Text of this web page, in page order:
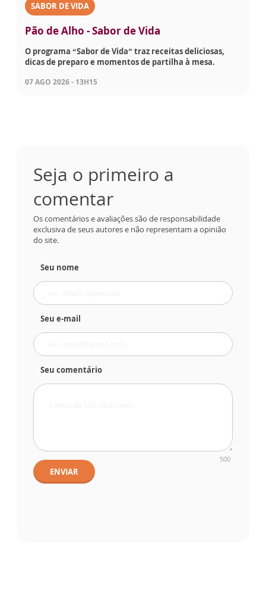
SABOR DE VIDA
Pão de Alho - Sabor de Vida
O programa “Sabor de Vida” traz receitas deliciosas,
dicas de preparo e momentos de partilha à mesa.
07 AGO 2026 - 13H15
Seja o primeiro a
comentar
Os comentários e avaliações são de responsabilidade
exclusiva de seus autores e não representam a opinião
do site.
Seu nome
Seu e-mail
Seu comentário
500
ENVIAR